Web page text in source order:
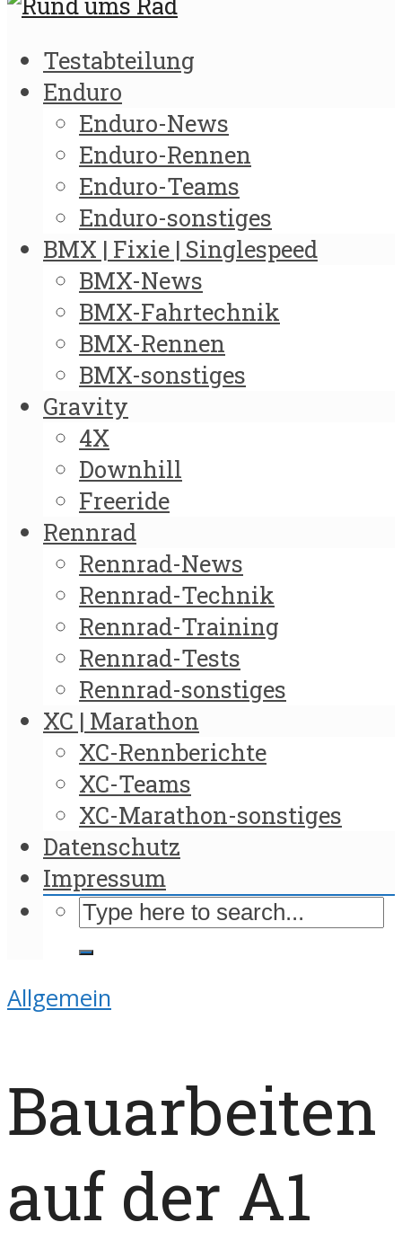
Testabteilung
Enduro
Enduro-News
Enduro-Rennen
Enduro-Teams
Enduro-sonstiges
BMX | Fixie | Singlespeed
BMX-News
BMX-Fahrtechnik
BMX-Rennen
BMX-sonstiges
Gravity
4X
Downhill
Freeride
Rennrad
Rennrad-News
Rennrad-Technik
Rennrad-Training
Rennrad-Tests
Rennrad-sonstiges
XC | Marathon
XC-Rennberichte
XC-Teams
XC-Marathon-sonstiges
Datenschutz
Impressum
Allgemein
Bauarbeiten
auf der A1